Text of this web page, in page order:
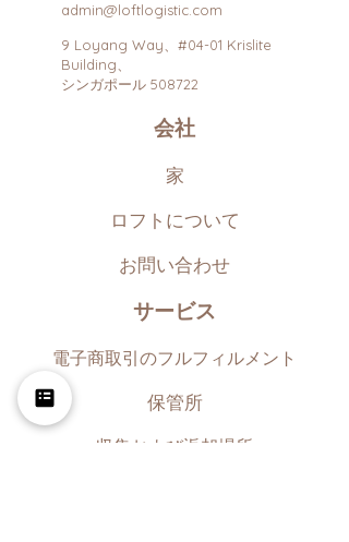
admin@loftlogistic.com
9 Loyang Way、#04-01 Krislite
Building、
シンガポール 508722
会社
家
ロフトについて
お問い合わせ
サービス
電子商取引のフルフィルメント
保管所
収集および返却場所